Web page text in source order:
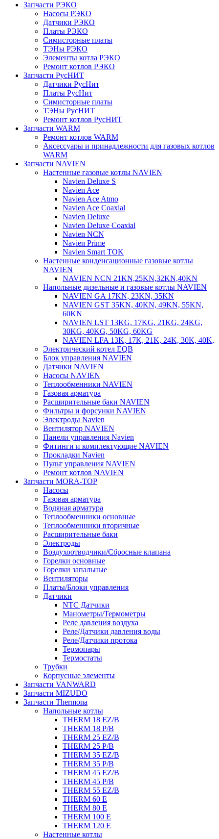
Запчасти РЭКО
Насосы РЭКО
Датчики РЭКО
Платы РЭКО
Симисторные платы
ТЭНы РЭКО
Элементы котла РЭКО
Ремонт котлов РЭКО
Запчасти РусНИТ
Датчики РусНит
Платы РусНит
Симисторные платы
ТЭНы РусНИТ
Ремонт котлов РусНИТ
Запчасти WARM
Ремонт котлов WARM
Аксессуары и принадлежности для газовых котлов
WARM
Запчасти NAVIEN
Настенные газовые котлы NAVIEN
Navien Deluxe S
Navien Ace
Navien Ace Atmo
Navien Ace Coaxial
Navien Deluxe
Navien Deluxe Coaxial
Navien NCN
Navien Prime
Navien Smart TOK
Настенные конденсационные газовые котлы
NAVIEN
NAVIEN NCN 21KN,25KN,32KN,40KN
Напольные дизельные и газовые котлы NAVIEN
NAVIEN GA 17KN, 23KN, 35KN
NAVIEN GST 35KN, 40KN, 49KN, 55KN,
60KN
NAVIEN LST 13KG, 17KG, 21KG, 24KG,
30KG, 40KG, 50KG, 60KG
NAVIEN LFA 13K, 17K, 21K, 24K, 30K, 40K,
Электрический котел EQB
Блок управления NAVIEN
Датчики NAVIEN
Насосы NAVIEN
Теплообменники NAVIEN
Газовая арматура
Расширительные баки NAVIEN
Фильтры и форсунки NAVIEN
Электроды Navien
Вентилятор NAVIEN
Панели управления Navien
Фитинги и комплектующие NAVIEN
Прокладки Navien
Пульт управления NAVIEN
Ремонт котлов NAVIEN
Запчасти MORA-TOP
Насосы
Газовая арматура
Водяная арматура
Теплообменники основные
Теплообменники вторичные
Расширительные баки
Электроды
Воздухоотводчики/Сбросные клапана
Горелки основные
Горелки запальные
Вентиляторы
Платы/Блоки управления
Датчики
NTC Датчики
Манометры/Термометры
Реле давления воздуха
Реле/Датчики давления воды
Реле/Датчики протока
Термопары
Термостаты
Трубки
Корпусные элементы
Запчасти VANWARD
Запчасти MIZUDO
Запчасти Thermona
Напольные котлы
THERM 18 EZ/B
THERM 18 P/B
THERM 25 EZ/B
THERM 25 P/B
THERM 35 EZ/B
THERM 35 P/B
THERM 45 EZ/B
THERM 45 P/B
THERM 55 EZ/B
THERM 60 E
THERM 80 E
THERM 100 E
THERM 120 E
Настенные котлы